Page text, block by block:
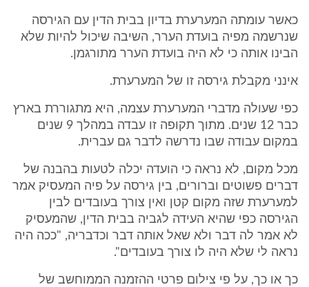
כאשר עומתה המערערת בדיון בבית הדין עם הגירסה
שנרשמה מפיה בועדת הערר, השיבה שיכול להיות שלא
הבינו אותה כי לא היה בועדת הערר מתורגמן.
אינני מקבלת גירסה זו של המערערת.
כפי שעולה מדברי המערערת עצמה, היא מתגוררת בארץ
כבר 12 שנים. מתוך תקופה זו עבדה במהלך 9 שנים
במקום עבודה שבו נדרשה לדבר גם עברית.
מכל מקום, לא נראה כי הועדה יכלה לטעות בהבנה של
דברים פשוטים וברורים, בין גירסה על פיה המעסיק אמר
למערערת שזה מקום קטן ואין צורך בעובדים לבין
הגירסה כפי שהיא העידה לגביה בבית הדין, שהמעסיק
לא אמר לה דבר ולא שאל אותה דבר וכדבריה, "ככה היה
נראה לי שלא היה לו צורך בעובדים".
כך או כך, על פי צילום פרטי ההזמנה הממוחשב של